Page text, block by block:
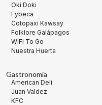
Oki Doki
Fybeca
Cotopaxi Kawsay
Folklore Galápagos
WIFI To Go
Nuestra Huerta
Gastronomía
American Deli
Juan Valdez
KFC